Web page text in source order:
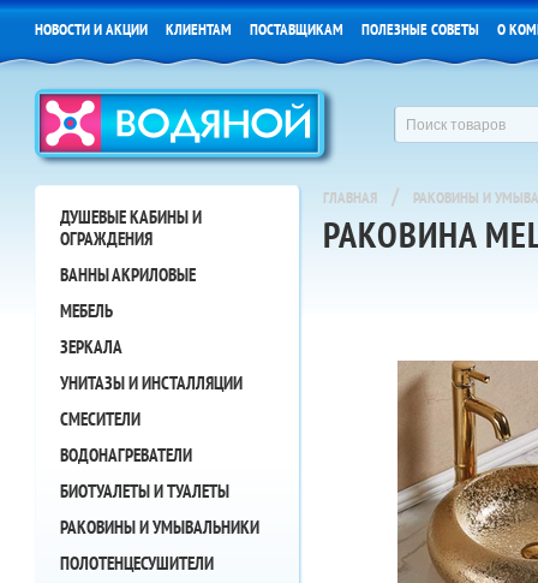
НОВОСТИ И АКЦИИ КЛИЕНТАМ ПОСТАВЩИКАМ ПОЛЕЗНЫЕ СОВЕТЫ О
ДУШЕВЫЕ КАБИНЫ И
ОГРАЖДЕНИЯ
ВАННЫ АКРИЛОВЫЕ
МЕБЕЛЬ
ЗЕРКАЛА
УНИТАЗЫ И ИНСТАЛЛЯЦИИ
СМЕСИТЕЛИ
ВОДОНАГРЕВАТЕЛИ
БИОТУАЛЕТЫ И ТУАЛЕТЫ
РАКОВИНЫ И УМЫВАЛЬНИКИ
ПОЛОТЕНЦЕСУШИТЕЛИ
ГЛАВНАЯ / РАКОВИНЫ И
РАКОВИНА